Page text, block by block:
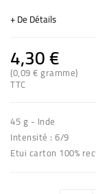
+ De Détails
4,30 €
(0,09 € gramme)
TTC
45 g - Inde
Intensité : 6/9
Etui carton 100%